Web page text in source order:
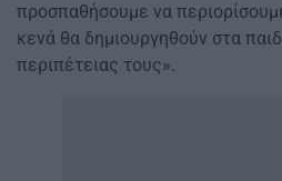
προσπαθήσουμε να
κενά θα δημιουργηθούν στα
περιπέτειας τους».